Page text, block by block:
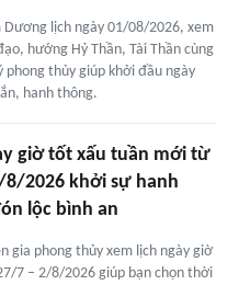
Dương lịch ngày 01/08/2026, xem
hướng Hỷ Thần, Tài Thần cùng
phong thủy giúp khởi đầu ngày
hanh thông.
giờ tốt xấu tuần mới từ
8/2026 khởi sự hanh
lộc bình an
gia phong thủy xem lịch ngày giờ
7 – 2/8/2026 giúp bạn chọn thời